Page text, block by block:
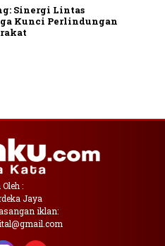
Sinergi Lintas
Kunci Perlindungan
:
Jaya
iklan: